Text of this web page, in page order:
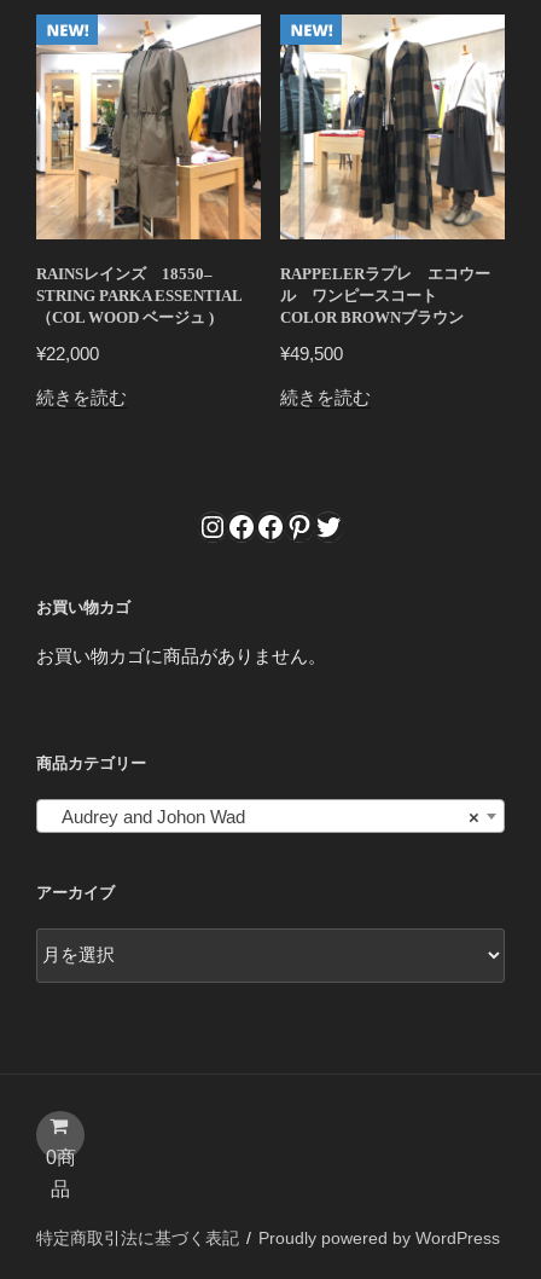
ー
個
に
は
複
数
の
バ
リ
ー
シ
選
で
RAINSレインズ 18550–
STRING PARKA ESSENTIAL
（COL WOOD ベージュ )
¥22,000
続きを読む
RAPPELERラプレ エコウー
ル ワンピースコート
COLOR BROWNブラウン
¥49,500
続きを読む
Instagram
Facebook
Facebook
Pinterest
Twitter
お買い物カゴ
お買い物カゴに商品がありません。
商品カテゴリー
×
Audrey and Johon Wad
アーカイブ
ー
0商
品
特定商取引法に基づく表記 Proudly powered by WordPress